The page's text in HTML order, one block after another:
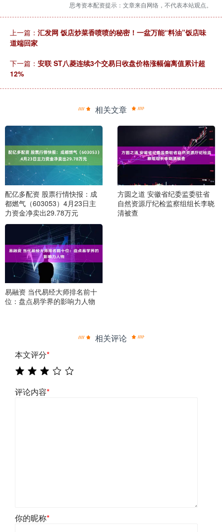
思考资本配资提示：文章来自网络，不代表本站观点。
上一篇： 汇发网 饭店炒菜香喷喷的秘密！一盆万能“料油”饭店味
道端回家
下一篇： 安联 ST八菱连续3个交易日收盘价格涨幅偏离值累计超
12%
相关文章
配亿多配资 股票行情快报：成
都燃气（603053）4月23日主
力资金净卖出29.78万元
方圆之道 安徽省纪委监委驻省
自然资源厅纪检监察组组长李晓
清被查
易融资 当代易经大师排名前十
位：盘点易学界的影响力人物
相关评论
本文评分*
评论内容*
你的昵称*